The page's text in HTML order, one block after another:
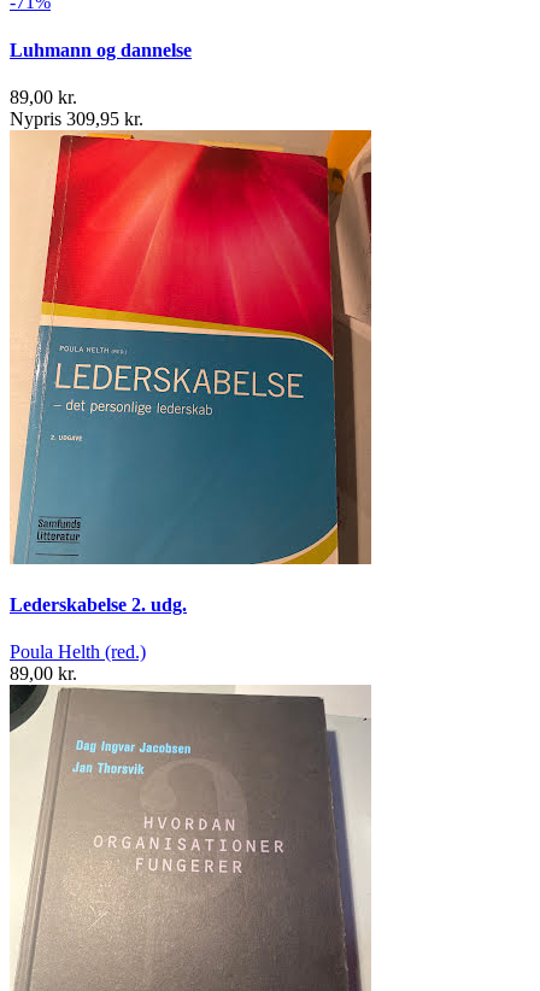
Luhmann og dannelse
89,00 kr.
Nypris 309,95 kr.
Lederskabelse 2. udg.
Poula Helth (red.)
89,00 kr.